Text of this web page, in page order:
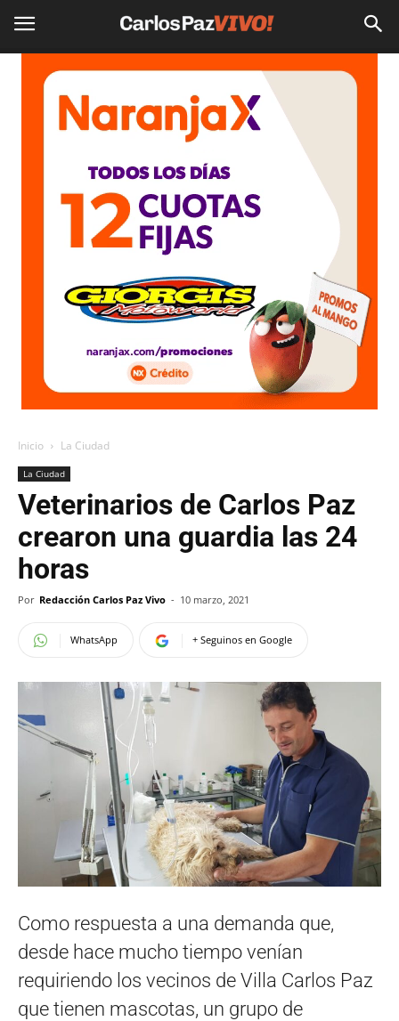
Inicio La Ciudad
La Ciudad
Veterinarios de Carlos Paz
crearon una guardia las 24
horas
Por Redacción Carlos Paz Vivo - 10 marzo, 2021
WhatsApp + Seguinos en Google
Como respuesta a una demanda que,
desde hace mucho tiempo venían
requiriendo los vecinos de Villa Carlos Paz
que tienen mascotas, un grupo de